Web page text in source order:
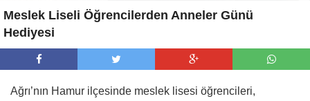
Meslek Liseli Öğrencilerden Anneler Günü
Hediyesi
Ağrı’nın Hamur ilçesinde meslek lisesi öğrencileri,